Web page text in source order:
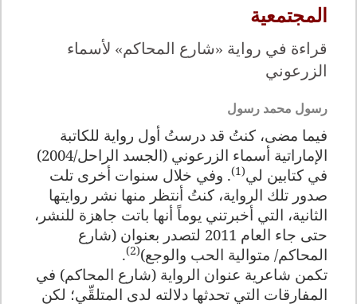
المجتمعية
قراءة في رواية «شارع المحاكم» لأسماء
الزرعوني
رسول محمد رسول
فيما مضى، كنتُ قد درستُ أول رواية للكاتبة
الإماراتية أسماء الزرعوني (الجسد الراحل/2004)
في كتابين لي(1)
. وفي خلال سنوات أخرى تلت
صدور تلك الرواية، كنتُ أنتظر منها نشر روايتها
الثانية، التي أخبرتني يوماً أنها باتت جاهزة للنشر،
حتى جاء العام 2011 لتصدر بعنوان (شارع
المحاكم/ متوالية الحب والوجع)(2)
.
تكمن شاعرية عنوان الرواية (شارع المحاكم) في
المفارقات التي تحدثها دلالته لدى المتلقِّي؛ لكن